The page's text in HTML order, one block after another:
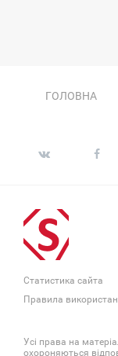
ГОЛОВНА
Статистика сайта
Правила
Усі права на
охороняються